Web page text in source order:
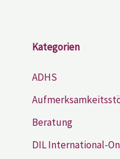
Kategorien
ADHS
Beratung
DIL International-